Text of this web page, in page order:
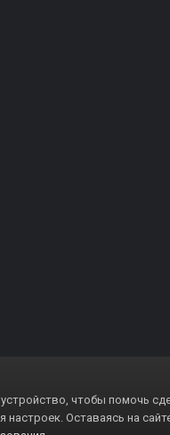
чтобы помочь
настроек. Оставаясь на